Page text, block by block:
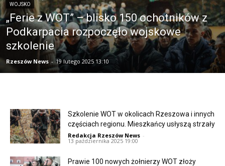
WOJSKO
„Ferie z WOT” – blisko 150 ochotników z
Podkarpacia rozpoczęło wojskowe
szkolenie
Rzeszów News - 19 lutego 2025 13:10
Szkolenie WOT w okolicach Rzeszowa i innych
częściach regionu. Mieszkańcy usłyszą strzały
Redakcja Rzeszów News -
13 października 2025 19:00
Prawie 100 nowych żołnierzy WOT złoży